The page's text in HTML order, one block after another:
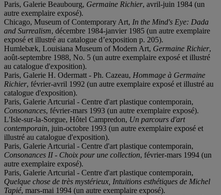
Paris, Galerie Beaubourg, Germaine Richier, avril-juin 1984 (un
autre exemplaire exposé).
Chicago, Museum of Contemporary Art, In the Mind's Eye: Dada
and Surrealism, décembre 1984-janvier 1985 (un autre exemplaire
exposé et illustré au catalogue d’exposition p. 205).
Humlebæk, Louisiana Museum of Modern Art, Germaine Richier,
août-septembre 1988, No. 5 (un autre exemplaire exposé et illustré
au catalogue d'exposition).
Paris, Galerie H. Odermatt - Ph. Cazeau, Hommage à Germaine
Richier, février-avril 1992 (un autre exemplaire exposé et illustré au
catalogue d'exposition).
Paris, Galerie Artcurial - Centre d'art plastique contemporain,
Consonances, février-mars 1993 (un autre exemplaire exposé).
L'Isle-sur-la-Sorgue, Hôtel Campredon, Un parcours d'art
contemporain, juin-octobre 1993 (un autre exemplaire exposé et
illustré au catalogue d'exposition).
Paris, Galerie Artcurial - Centre d'art plastique contemporain,
Consonances II - Choix pour une collection, février-mars 1994 (un
autre exemplaire exposé).
Paris, Galerie Artcurial - Centre d'art plastique contemporain,
Quelque chose de très mystérieux, Intuitions esthétiques de Michel
Tapié, mars-mai 1994 (un autre exemplaire exposé).